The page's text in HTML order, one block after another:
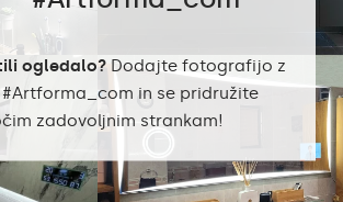
jedilnica
Prevoz
Pravilno pripravljena
embalaža zagotavlja
varen prevoz do vašega
doma.
robov
Ogledalo s poliranimi
robovi
ogledalo? Dodajte fotografijo z
in se pridružite
zadovoljnim strankam!